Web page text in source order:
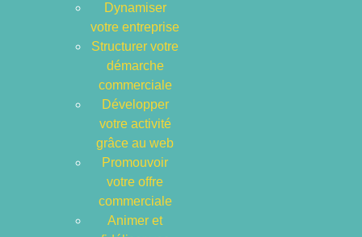
Dynamiser
votre entreprise
Structurer votre
démarche
commerciale
Développer
votre activité
grâce au web
Promouvoir
votre offre
commerciale
Animer et
CATÉGORIE
ARCHIVES: NOVEMBRE 2023